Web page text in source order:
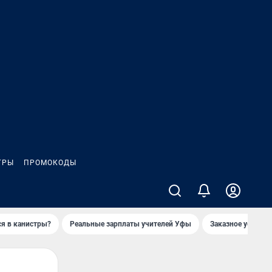
ПРОМОКОДЫ
в канистры? Реальные зарплаты учителей Уфы Заказное